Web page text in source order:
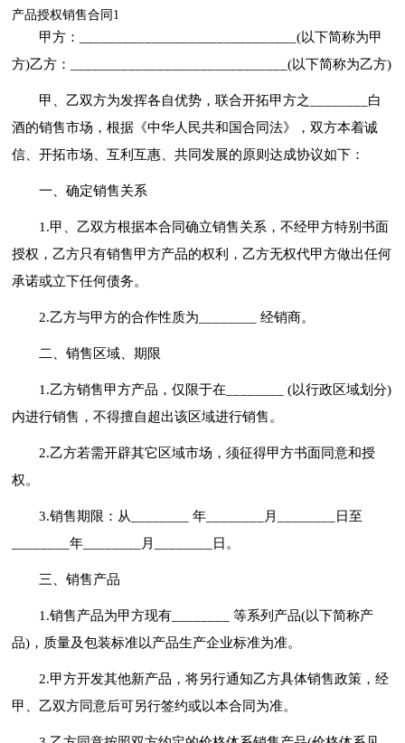
产品授权销售合同1
甲方：______________________________(以下简称为甲
方)乙方：______________________________(以下简称为乙方)
甲、乙双方为发挥各自优势，联合开拓甲方之________白
酒的销售市场，根据《中华人民共和国合同法》，双方本着诚
信、开拓市场、互利互惠、共同发展的原则达成协议如下：
一、确定销售关系
1.甲、乙双方根据本合同确立销售关系，不经甲方特别书面
授权，乙方只有销售甲方产品的权利，乙方无权代甲方做出任何
承诺或立下任何债务。
2.乙方与甲方的合作性质为________ 经销商。
二、销售区域、期限
1.乙方销售甲方产品，仅限于在________ (以行政区域划分)
内进行销售，不得擅自超出该区域进行销售。
2.乙方若需开辟其它区域市场，须征得甲方书面同意和授
权。
3.销售期限：从________ 年________月________日至
________年________月________日。
三、销售产品
1.销售产品为甲方现有________ 等系列产品(以下简称产
品)，质量及包装标准以产品生产企业标准为准。
2.甲方开发其他新产品，将另行通知乙方具体销售政策，经
甲、乙双方同意后可另行签约或以本合同为准。